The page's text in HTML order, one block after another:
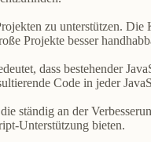
zu unterstützen.
Projekte besser
dass bestehender
Code in jeder
ständig an der
Unterstützung bieten.